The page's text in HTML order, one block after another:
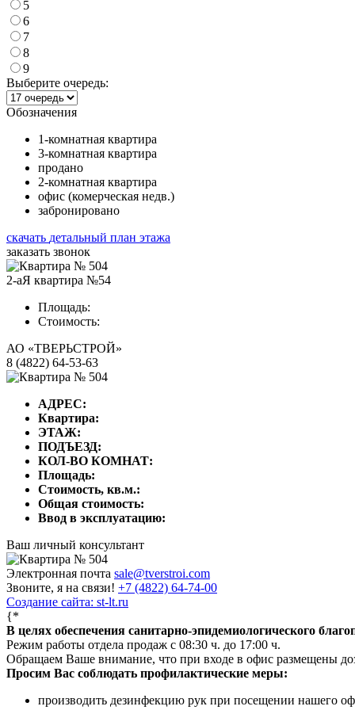
5
6
7
8
9
Выберите очередь:
Обозначения
1-комнатная квартира
3-комнатная квартира
продано
2-комнатная квартира
офис (комерческая недв.)
забронировано
скачать детальный план этажа
заказать звонок
2-аЯ квартира №54
Площадь:
Стоимость:
АО «ТВЕРЬСТРОЙ»
8 (4822) 64-53-63
АДРЕС:
Квартира:
ЭТАЖ:
ПОДЪЕЗД:
КОЛ-ВО КОМНАТ:
Площадь:
Стоимость, кв.м.:
Общая стоимость:
Ввод в эксплуатацию:
Ваш личный консультант
Электронная почта sale@tverstroi.com
Звоните, я на связи! +7 (4822) 64-74-00
Создание сайта: st-lt.ru
{*
В целях обеспечения санитарно-эпидемиологического
Режим работы отдела продаж с 08:30 ч. до 17:00 ч.
Обращаем Ваше внимание, что при входе в офис размещены
Просим Вас соблюдать профилактические меры:
производить дезинфекцию рук при посещении нашего